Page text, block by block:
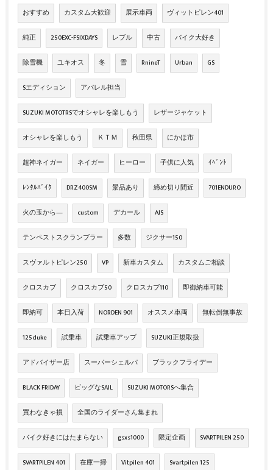
おすすめ カスタム大歓迎 展示車両 ヴィットピレン401
純正 250EXC-FSIXDAYS レブル 中古 バイク大好き
除雪機 ユキオス 冬 雪 RnineT Urban GS
Sエディション アパレル担当
SUZUKI MOTOTRSでオシャレを楽しもう レザージャケット
オシャレを楽しもう ＫＴＭ 秋田県 にかほ市
超神ネイガー ネイガー ヒーロー 子供に人気 ｲﾍﾞﾝﾄ
ﾚﾝﾀﾙﾊﾞｲｸ DRZ400SM 景品あり 締め切り間近 701ENDURO
火の玉から― custom デカール AJS
テンペストスクランブラー 多数 ジクサー150
スヴァルトピレン250 VP 新車カスタム カスタムご相談
クロスカブ クロスカブ50 クロスカブ110 即御納車可能
即納可 本日入荷 NORDEN 901 オススメ車両 無転倒無事故
125duke 試乗車 試乗車アップ SUZUKI正規取扱
アドバイザー店 スーパーシェルパ ブラックフライデー
BLACK FRIDAY ビッグなSAIL SUZUKI MOTORSへ集合
買わなきゃ損 全国のライダーさん集まれ
バイク好きにはたまらない gsxs1000 限定企画 SVARTPILEN 250
SVARTPILEN 401 在庫一掃 Vitpilen 401 Svartpilen 125